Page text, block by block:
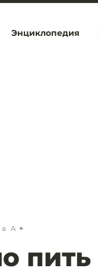
Энциклопедия
a A